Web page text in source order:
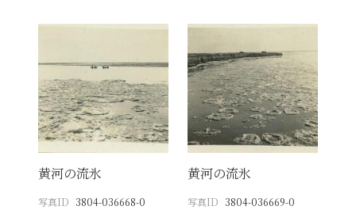
黄河の流氷
写真ID 3804-036668-0
黄河の流氷
写真ID 3804-036669-0